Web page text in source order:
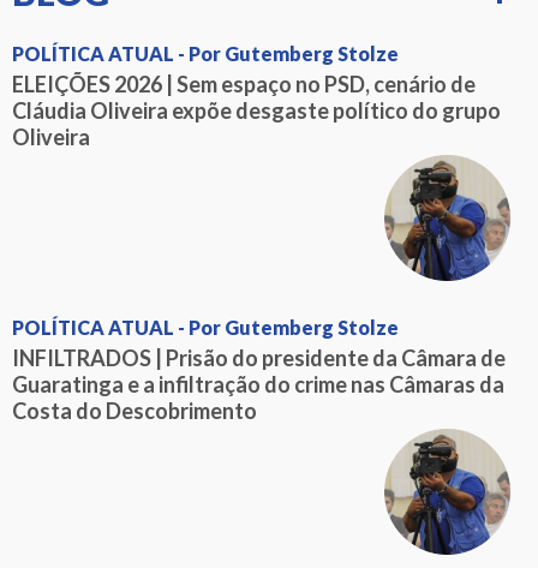
POLÍTICA ATUAL - Por Gutemberg Stolze
ELEIÇÕES 2026 | Sem espaço no PSD, cenário de
Cláudia Oliveira expõe desgaste político do grupo
Oliveira
POLÍTICA ATUAL - Por Gutemberg Stolze
INFILTRADOS | Prisão do presidente da Câmara de
Guaratinga e a infiltração do crime nas Câmaras da
Costa do Descobrimento